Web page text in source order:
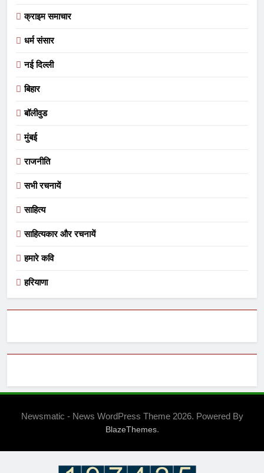
क्राइम समाचार
धर्म संसार
नई दिल्ली
बिहार
बॉलीवुड
मुंबई
राजनीति
सभी रचनायें
साहित्य
साहित्यकार और रचनायें
हमारे कवि
हरियाणा
Newsmatic - News WordPress Theme 2026. Powered By
BlazeThemes.